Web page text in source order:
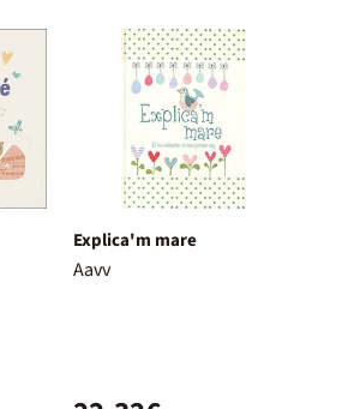
Explica'm mare
Aavv